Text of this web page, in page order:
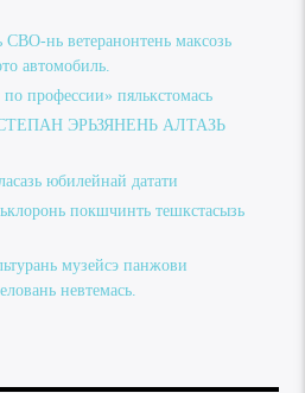
СВО-нь ветеранонтень максозь
автомобиль.
профессии» пялькстомась
ЭРЬЗЯНЕНЬ АЛТАЗЬ
юбилейнай датати
покшчинть тешкстасызь
музейсэ панжови
невтемась.